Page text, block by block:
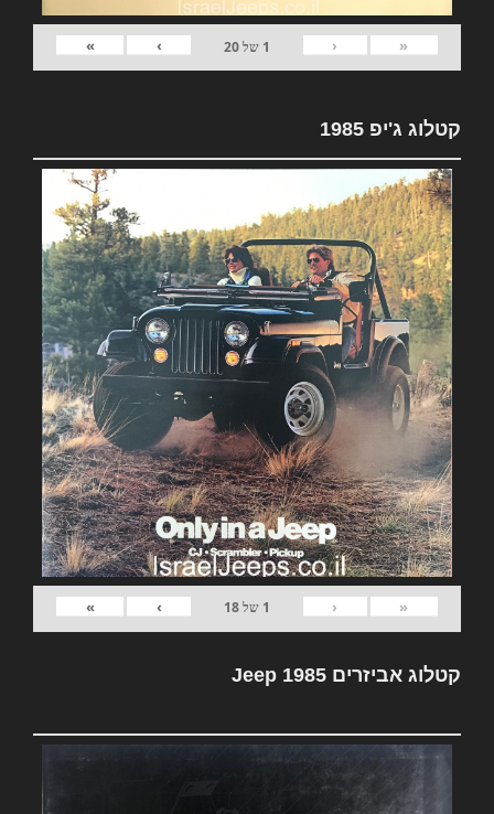
«
‹
1 של20
›
»
קטלוג ג'יפ 1985
«
‹
1 של18
›
»
קטלוג אביזרים Jeep 1985